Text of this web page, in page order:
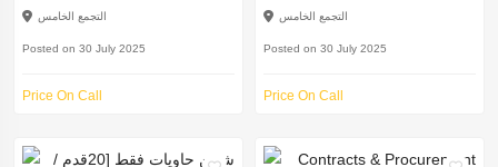
التجمع الخامس
Posted on 30 July 2025
Price On Call
التجمع الخامس
Posted on 30 July 2025
Price On Call